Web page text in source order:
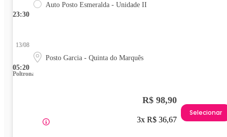
23:30
Auto Posto Esmeralda - Unidade II
05:20
13/08
Posto Garcia - Quinta do Marquês
Poltrona
R$ 98,90
3x R$ 36,67
Selecionar